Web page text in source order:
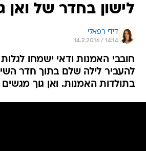
לישון בחדר של ואן
דידי רפאלי
14.2.2016 / 14:14
חובבי האמנות ודאי ישמחו
להעביר לילה שלם בתוך חדר
בתולדות האמנות. ואן גוך